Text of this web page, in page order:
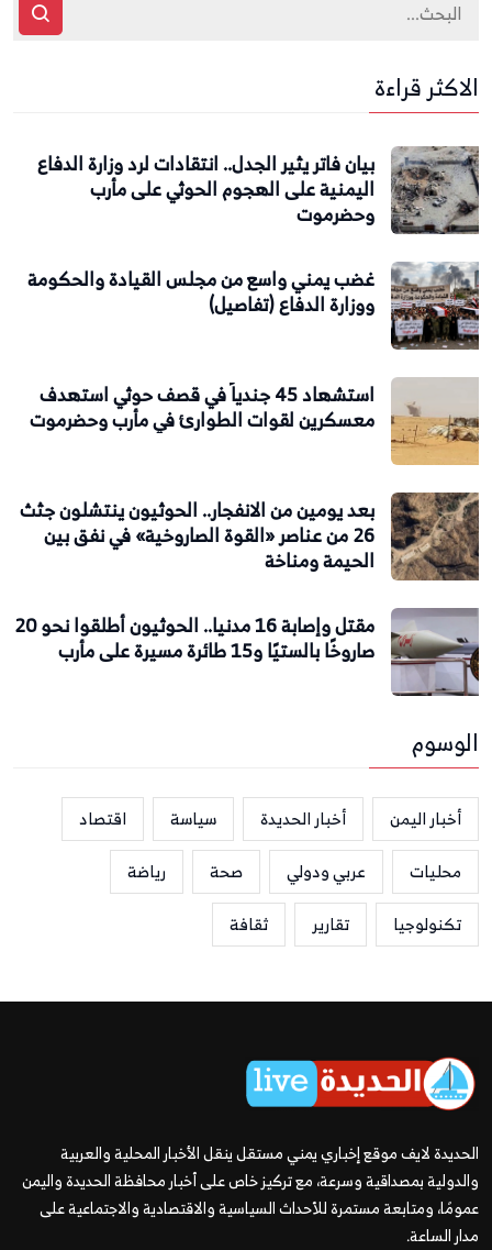
الاكثر قراءة
بيان فاتر يثير الجدل.. انتقادات لرد وزارة الدفاع
اليمنية على الهجوم الحوثي على مأرب
وحضرموت
غضب يمني واسع من مجلس القيادة والحكومة
ووزارة الدفاع (تفاصيل)
استشهاد 45 جندياً في قصف حوثي استهدف
معسكرين لقوات الطوارئ في مأرب وحضرموت
بعد يومين من الانفجار.. الحوثيون ينتشلون جثث
26 من عناصر «القوة الصاروخية» في نفق بين
الحيمة ومناخة
مقتل وإصابة 16 مدنيا.. الحوثيون أطلقوا نحو 20
صاروخًا بالستيًا و15 طائرة مسيرة على مأرب
الوسوم
أخبار اليمن أخبار الحديدة سياسة
اقتصاد
محليات
عربي ودولي صحة
رياضة
تكنولوجيا
تقارير ثقافة
الحديدة لايف موقع إخباري يمني مستقل ينقل الأخبار المحلية والعربية
والدولية بمصداقية وسرعة، مع تركيز خاص على أخبار محافظة الحديدة واليمن
عمومًا، ومتابعة مستمرة للأحداث السياسية والاقتصادية والاجتماعية على
مدار الساعة.